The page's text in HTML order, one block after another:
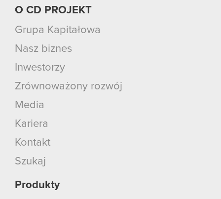
O CD PROJEKT
Grupa Kapitałowa
Nasz biznes
Inwestorzy
Zrównoważony rozwój
Media
Kariera
Kontakt
Szukaj
Produkty